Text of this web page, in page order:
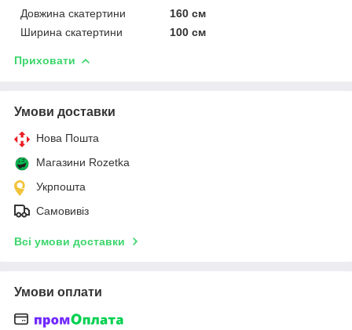
Довжина скатертини
160 см
Ширина скатертини
100 см
Приховати
Умови доставки
Нова Пошта
Магазини Rozetka
Укрпошта
Самовивіз
Всі умови доставки
Умови оплати